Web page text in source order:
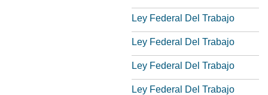
Ley Federal Del Trabajo
Ley Federal Del Trabajo
Ley Federal Del Trabajo
Ley Federal Del Trabajo